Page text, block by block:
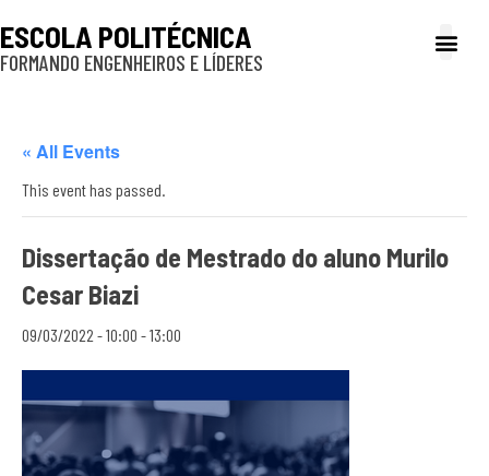
ESCOLA POLITÉCNICA
FORMANDO ENGENHEIROS E LÍDERES
« All Events
This event has passed.
Dissertação de Mestrado do aluno Murilo
Cesar Biazi
09/03/2022 - 10:00 -13:00